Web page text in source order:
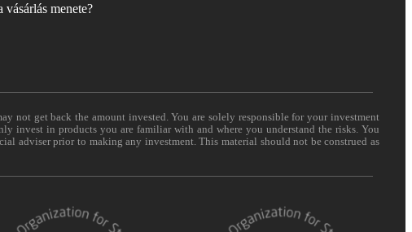
vásárlás menete?
not get back the amount invested. You are solely responsible for your investment
invest in products you are familiar with and where you understand the risks. You
adviser prior to making any investment. This material should not be construed as